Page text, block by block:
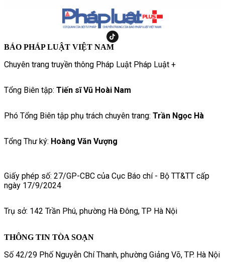
BÁO PHÁP LUẬT VIỆT NAM
Chuyên trang truyền thông Pháp Luật Pháp Luật +
Tổng Biên tập: Tiến sĩ Vũ Hoài Nam
Phó Tổng Biên tập phụ trách chuyên trang: Trần Ngọc Hà
Tổng Thư ký: Hoàng Văn Vượng
Giấy phép số: 27/GP-CBC của Cục Báo chí - Bộ TT&TT cấp
ngày 17/9/2024
Trụ sở: 142 Trần Phú, phường Hà Đông, TP Hà Nội
THÔNG TIN TÒA SOẠN
Số 42/29 Phố Nguyễn Chí Thanh, phường Giảng Võ, TP. Hà Nội